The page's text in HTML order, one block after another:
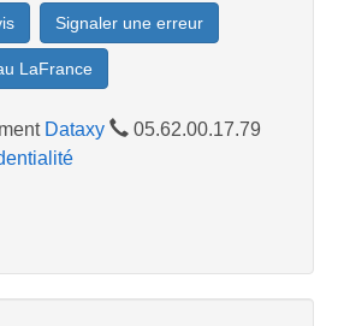
Signaler une erreur
LaFrance
Dataxy
05.62.00.17.79